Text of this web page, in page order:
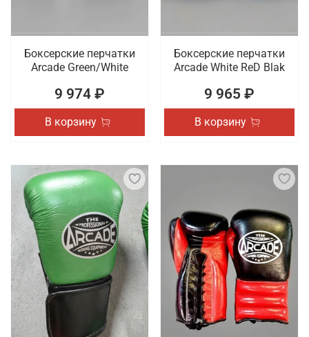
Боксерские перчатки
Arcade Green/White
9 974 ₽
В корзину
Боксерские перчатки
Arcade White ReD Blak
9 965 ₽
В корзину